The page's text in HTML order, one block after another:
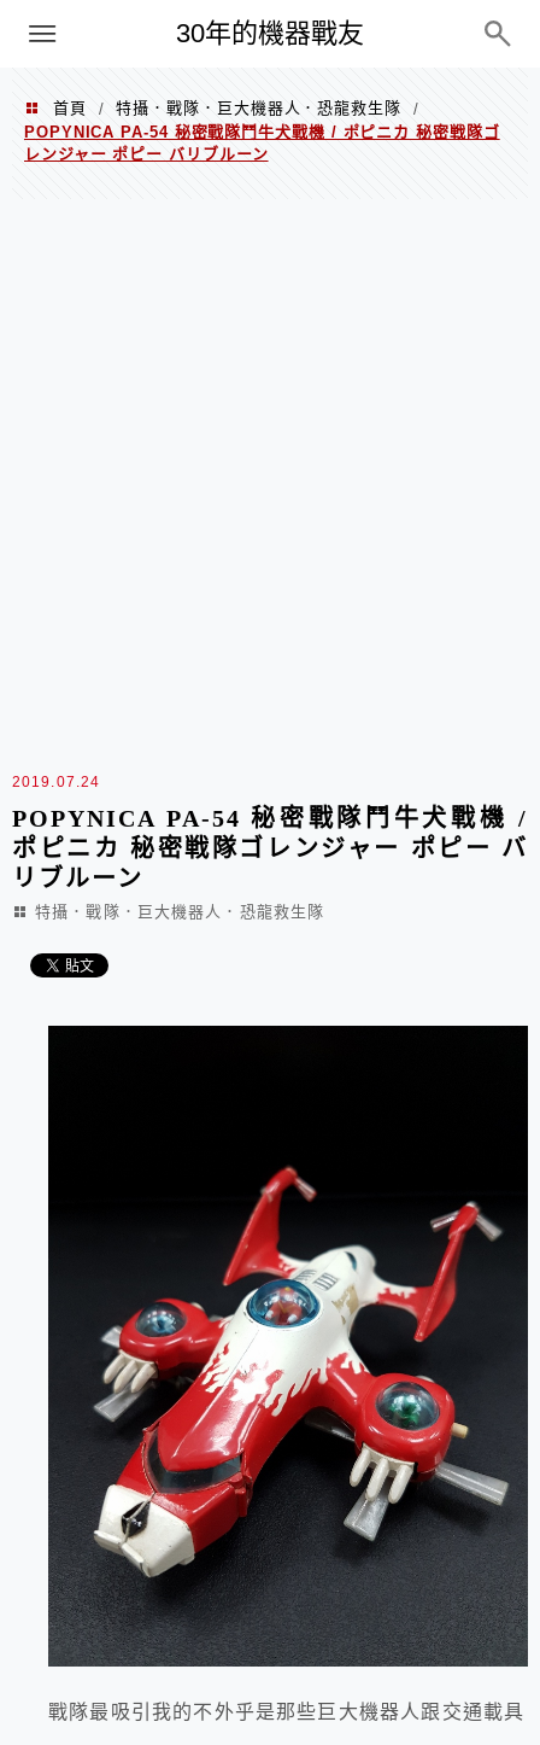
30年的機器戰友
PC
首頁 / 特攝．戰隊．巨大機器人．恐龍救生隊
/
POPYNICA PA-54 秘密戰隊鬥牛犬戰機 / ポピニカ 秘密戦隊ゴ
レンジャー ポピー バリブルーン
2019.07.24
POPYNICA PA-54 秘密戰隊鬥牛犬戰機 /
ポピニカ 秘密戦隊ゴレンジャー ポピー バ
リブルーン
特攝．戰隊．巨大機器人．恐龍救生隊
戰隊最吸引我的不外乎是那些巨大機器人跟交通載具